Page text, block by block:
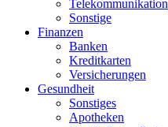
Telekommunikation
Sonstige
Finanzen
Banken
Kreditkarten
Versicherungen
Gesundheit
Sonstiges
Apotheken